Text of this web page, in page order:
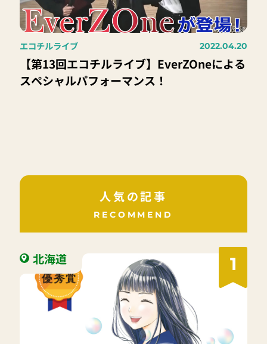
エコチルライブ 2022.04.20
【第13回エコチルライブ】EverZOneによる
スペシャルパフォーマンス！
人気の記事
RECOMMEND
1
北海道